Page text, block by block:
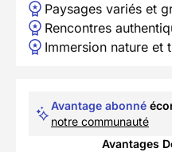
Paysages variés et
Rencontres
Immersion nature et
Avantage abonné
notre communauté
Avantages